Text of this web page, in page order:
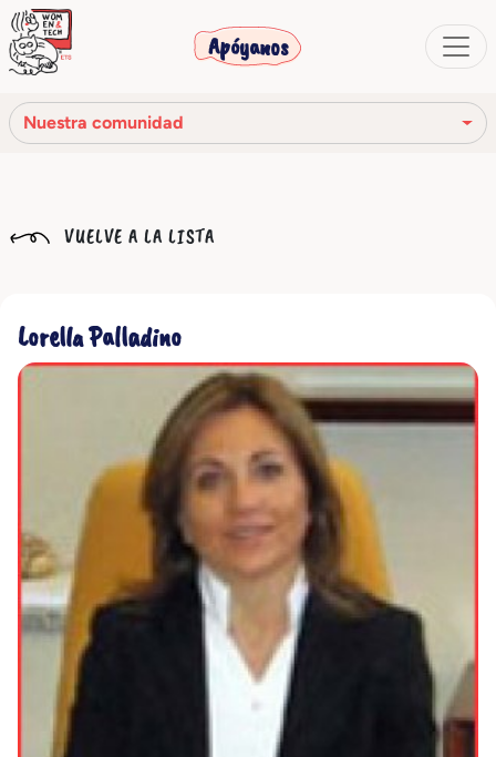
Apóyanos
Nuestra comunidad
Nuestra historia
Nuestra red
Nuestra comunidad
VUELVE A LA LISTA
Lorella Palladino